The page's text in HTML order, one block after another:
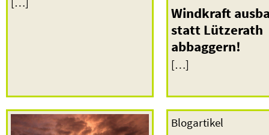
Windkraft
statt Lützerath
abbaggern!
[…]
Blogartikel